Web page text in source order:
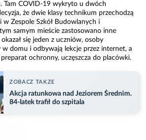
Tam COVID-19 wykryto u dwóch
że dwie klasy technikum przechodzą
w Zespole Szkół Budowlanych i
samym mieście zastosowano inne
się jeden z uczniów, osoby
w domu i odbywają lekcje przez internet, a
preparat ochronny, uczęszcza do placówki.
ZOBACZ TAKZE
Akcja ratunkowa nad Jeziorem Średnim.
84-latek trafił do szpitala